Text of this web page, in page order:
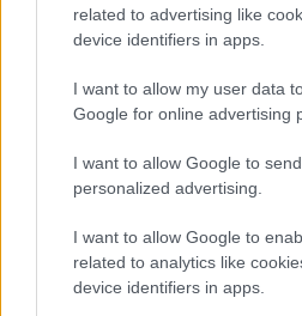
related to advertising like
device identifiers in apps.
I want to allow my user data
Google for online advertising
I want to allow Google to
personalized advertising.
I want to allow Google to
related to analytics like
device identifiers in apps.